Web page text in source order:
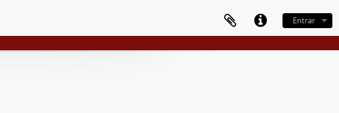
Entrar